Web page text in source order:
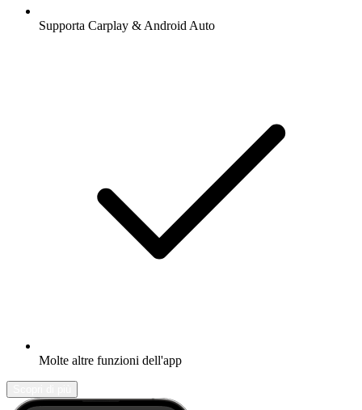
Supporta Carplay & Android Auto
Molte altre funzioni dell'app